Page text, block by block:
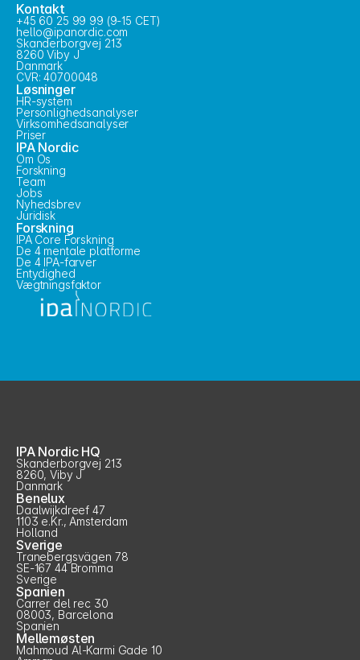
Kontakt
+45 60 25 99 99 (9-15 CET)
hello@ipanordic.com
Skanderborgvej 213
8260 Viby J
Danmark
CVR: 40700048
Løsninger
HR-system
Personlighedsanalyser
Virksomhedsanalyser
Priser
IPA Nordic
Om Os
Forskning
Team
Jobs
Nyhedsbrev
Juridisk
Forskning
IPA Core Forskning
De 4 mentale platforme
De 4 IPA-farver
Entydighed
Vægtningsfaktor
IPA Nordic HQ
Skanderborgvej 213
8260, Viby J
Danmark
Benelux
Daalwijkdreef 47
1103 e.Kr., Amsterdam
Holland
Sverige
Tranebergsvägen 78
SE-167 44 Bromma
Sverige
Spanien
Carrer del rec 30
08003, Barcelona
Spanien
Mellemøsten
Mahmoud Al-Karmi Gade 10